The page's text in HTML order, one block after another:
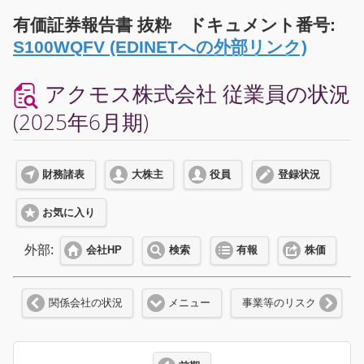
有価証券報告書 抜粋 ドキュメント番号:
S100WQFV (EDINETへの外部リンク)
アクモス株式会社 従業員の状況
(2025年6月期)
財務諸表 大株主 役員 登録状況
お気に入り
外部: 会社HP 検索 有報 株価
関係会社の状況 メニュー 事業等のリスク